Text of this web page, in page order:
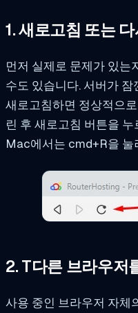
1.새로고침 또는
먼저 실제로 문제가 있는
수도 있습니다. 서버가
새로고침하면 정상적으
린 후 새로고침 버튼을
Mac에서는 cmd+R을 눌
2. T다른 브라우저
사용 중인 브라우저 자체